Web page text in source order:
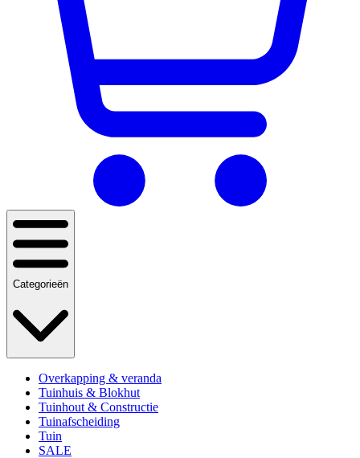
Categorieën
Overkapping & veranda
Tuinhuis & Blokhut
Tuinhout & Constructie
Tuinafscheiding
Tuin
SALE